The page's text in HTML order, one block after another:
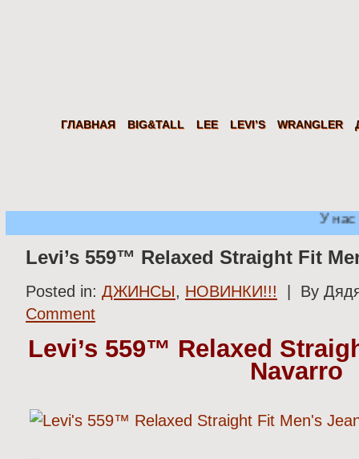
ГЛАВНАЯ BIG&TALL LEE LEVI’S WRANGLER
У нас
Levi’s 559™ Relaxed Straight Fit
Posted in: ДЖИНСЫ, НОВИНКИ!!! | By
Comment
Levi’s 559™ Relaxed
Navarro